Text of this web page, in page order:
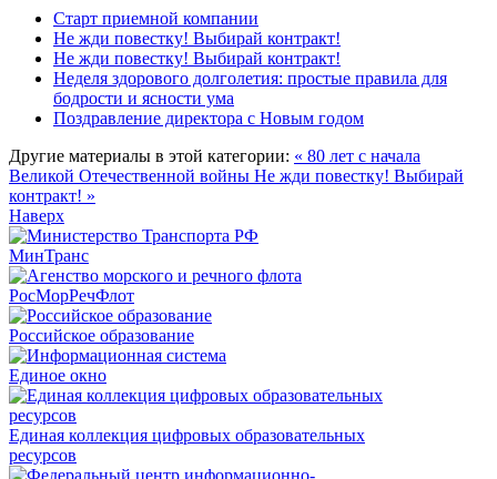
Старт приемной компании
Не жди повестку! Выбирай контракт!
Не жди повестку! Выбирай контракт!
Неделя здорового долголетия: простые правила для
бодрости и ясности ума
Поздравление директора с Новым годом
Другие материалы в этой категории: « 80 лет с начала
Великой Отечественной войны Не жди повестку! Выбирай
контракт! »
Наверх
МинТранс
РосМорРечФлот
Российское образование
Единое окно
Единая коллекция цифровых образовательных
ресурсов